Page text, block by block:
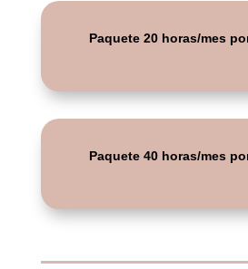
Paquete 20 horas/mes
Paquete 40 horas/mes